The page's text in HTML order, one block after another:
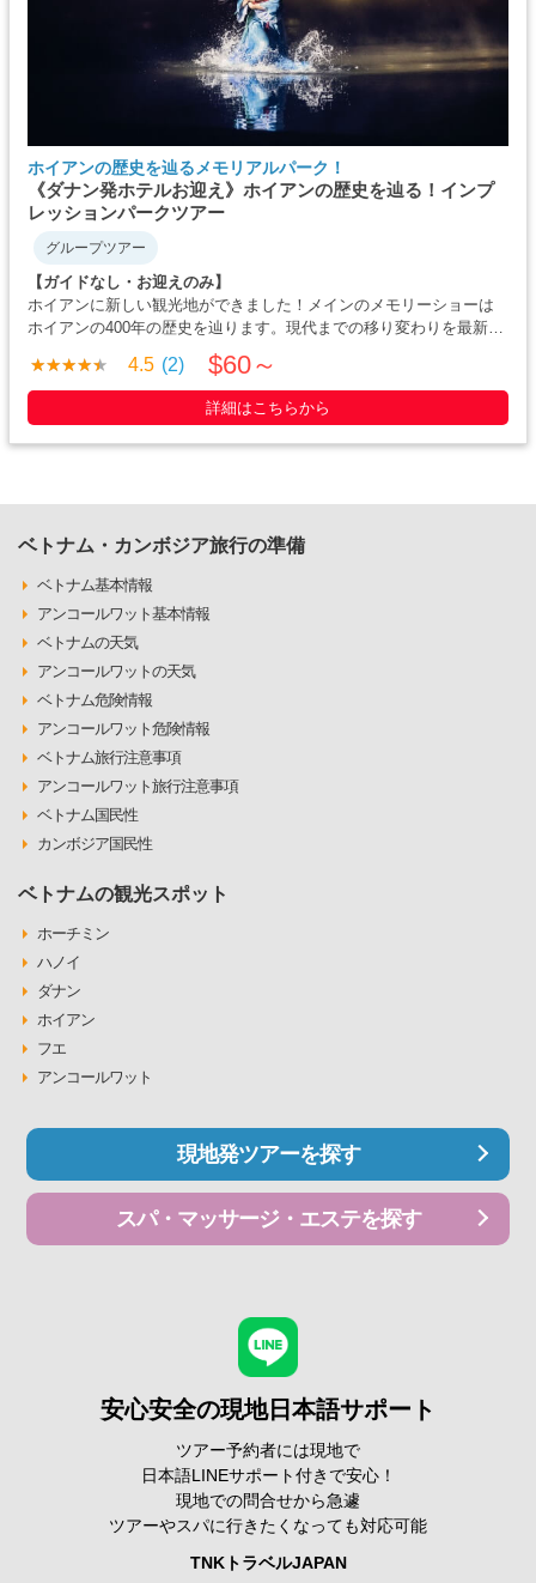
ホイアンの歴史を辿るメモリアルパーク！
《ダナン発ホテルお迎え》ホイアンの歴史を辿る！インプ
レッションパークツアー
グループツアー
【ガイドなし・お迎えのみ】
ホイアンに新しい観光地ができました！メインのメモリーショーは
ホイアンの400年の歴史を辿ります。現代までの移り変わりを最新テ
クノロジー、500人ものパフォーマー達が再現する様は正に圧巻。ま
たパーク内の5つのミニショーはとてもユニークで、言葉が分からな
くてもお楽しみいただく事ができます。
4.5 (2) $60～
詳細はこちらから
ベトナム・カンボジア旅行の準備
ベトナム基本情報
アンコールワット基本情報
ベトナムの天気
アンコールワットの天気
ベトナム危険情報
アンコールワット危険情報
ベトナム旅行注意事項
アンコールワット旅行注意事項
ベトナム国民性
カンボジア国民性
ベトナムの観光スポット
ホーチミン
ハノイ
ダナン
ホイアン
フエ
アンコールワット
現地発ツアーを探す
スパ・マッサージ・エステを探す
安心安全の現地日本語サポート
ツアー予約者には現地で
日本語LINEサポート付きで安心！
現地での問合せから急遽
ツアーやスパに行きたくなっても対応可能
TNKトラベルJAPAN